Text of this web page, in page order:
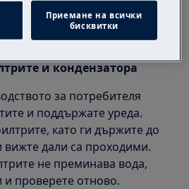
товара и се уверете, че
сухо за
на сушене.
и кондензатора
за потребителя
и поддържате уреда.
като ги държите до
вижте дали са проходими.
не преминава вода,
и проверете отново.
Приемане на всички
бисквитки